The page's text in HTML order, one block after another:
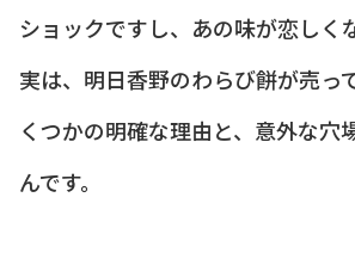
ショックですし、あの味が恋しく
実は、明日香野のわらび餅が売っ
くつかの明確な理由と、意外な穴
んです。